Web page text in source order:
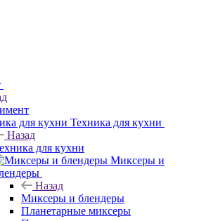
Техника для кухни
Назад
для кухни
Миксеры и
Назад
Миксеры и блендеры
Планетарные миксеры